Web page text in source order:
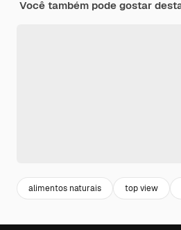
Você também pode gostar
alimentos naturais top view